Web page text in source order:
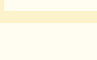
อุทิศ
บุญ